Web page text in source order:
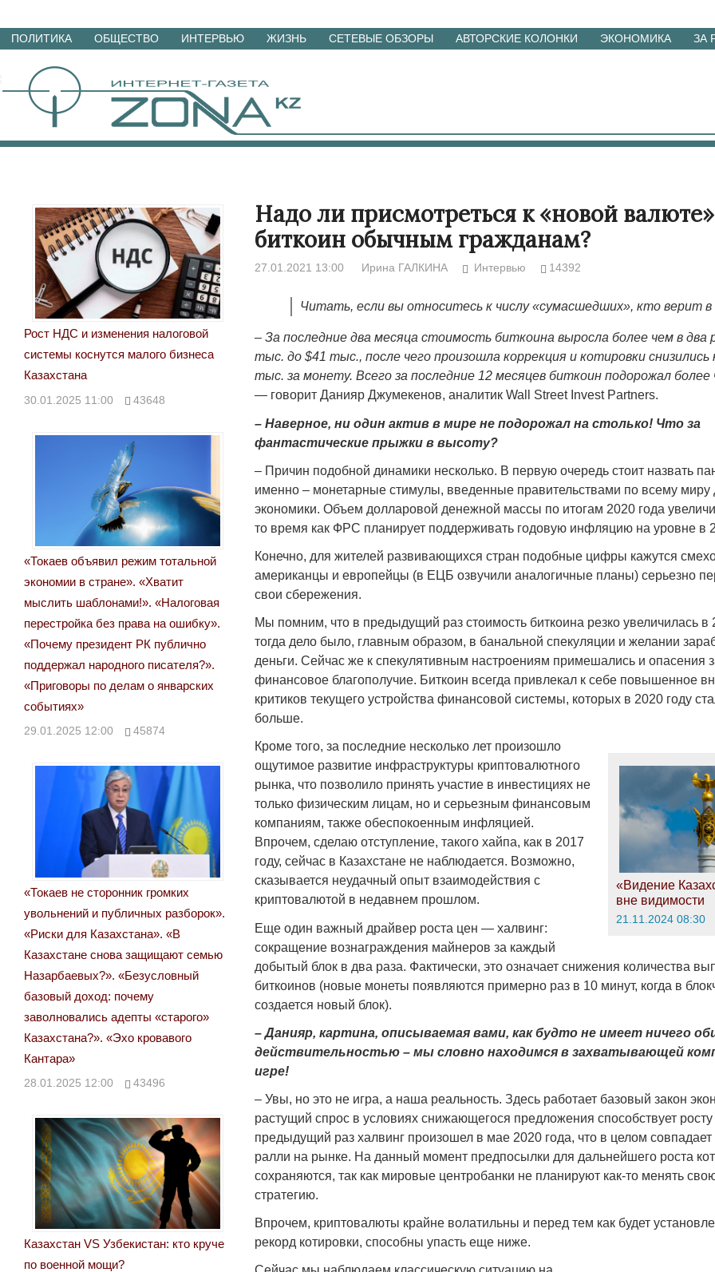
Перейти
материалам
ПОЛИТИКА ОБЩЕСТВО ИНТЕРВЬЮ ЖИЗНЬ СЕТЕВЫЕ ОБЗОРЫ АВТОРСКИЕ КОЛОНКИ ЭКОНОМИКА ЗА
Надо ли присмотреться к «новой валюте»
биткоин обычным гражданам?
27.01.2021 13:00 Ирина ГАЛКИНА Интервью 14392
Читать, если вы относитесь к числу «сумасшедших», кто верит
– За последние два месяца стоимость биткоина выросла более чем в два
тыс. до $41 тыс., после чего произошла коррекция и котировки снизились
тыс. за монету. Всего за последние 12 месяцев биткоин подорожал более
— говорит Данияр Джумекенов, аналитик Wall Street Invest Partners.
– Наверное, ни один актив в мире не подорожал на столько! Что за
фантастические прыжки в высоту?
– Причин подобной динамики несколько. В первую очередь стоит назвать
именно – монетарные стимулы, введенные правительствами по всему миру
экономики. Объем долларовой денежной массы по итогам 2020 года
то время как ФРС планирует поддерживать годовую инфляцию на уровне в
Конечно, для жителей развивающихся стран подобные цифры кажутся
американцы и европейцы (в ЕЦБ озвучили аналогичные планы) серьезно
свои сбережения.
Мы помним, что в предыдущий раз стоимость биткоина резко увеличилась в
тогда дело было, главным образом, в банальной спекуляции и желании
деньги. Сейчас же к спекулятивным настроениям примешались и опасения
финансовое благополучие. Биткоин всегда привлекал к себе повышенное
критиков текущего устройства финансовой системы, которых в 2020 году
больше.
«Видение
вне видимости
21.11.2024 08:30
Кроме того, за последние несколько лет произошло
ощутимое развитие инфраструктуры криптовалютного
рынка, что позволило принять участие в инвестициях не
только физическим лицам, но и серьезным финансовым
компаниям, также обеспокоенным инфляцией.
Впрочем, сделаю отступление, такого хайпа, как в 2017
году, сейчас в Казахстане не наблюдается. Возможно,
сказывается неудачный опыт взаимодействия с
криптовалютой в недавнем прошлом.
Еще один важный драйвер роста цен — халвинг:
сокращение вознаграждения майнеров за каждый
добытый блок в два раза. Фактически, это означает снижения количества
биткоинов (новые монеты появляются примерно раз в 10 минут, когда в
создается новый блок).
– Данияр, картина, описываемая вами, как будто не имеет ничего
действительностью – мы словно находимся в захватывающей
игре!
– Увы, но это не игра, а наша реальность. Здесь работает базовый закон
растущий спрос в условиях снижающегося предложения способствует
предыдущий раз халвинг произошел в мае 2020 года, что в целом
ралли на рынке. На данный момент предпосылки для дальнейшего роста
сохраняются, так как мировые центробанки не планируют как-то менять
стратегию.
Впрочем, криптовалюты крайне волатильны и перед тем как будет
рекорд котировки, способны упасть еще ниже.
Рост НДС и изменения налоговой
системы коснутся малого бизнеса
Казахстана
30.01.2025 11:00 43648
«Токаев объявил режим тотальной
экономии в стране». «Хватит
мыслить шаблонами!». «Налоговая
перестройка без права на ошибку».
«Почему президент РК публично
поддержал народного писателя?».
«Приговоры по делам о январских
событиях»
29.01.2025 12:00 45874
«Токаев не сторонник громких
увольнений и публичных разборок».
«Риски для Казахстана». «В
Казахстане снова защищают семью
Назарбаевых?». «Безусловный
базовый доход: почему
заволновались адепты «старого»
Казахстана?». «Эхо кровавого
Кантара»
28.01.2025 12:00 43496
Казахстан VS Узбекистан: кто круче
по военной мощи?
Народ выбрал свет
17.10.2024 17:00 29972
Странная
Дарига не
мошенниками
Война
08.11.2024